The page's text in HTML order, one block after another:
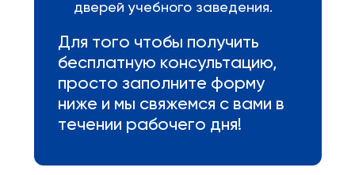
дверей учебного заведения.
Для того чтобы получить
бесплатную консультацию,
просто заполните форму
ниже и мы свяжемся с вами в
течении рабочего дня!